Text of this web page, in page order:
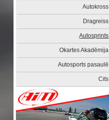
Autokross
Dragreiss
Autosprints
Okartes Akadēmija
Autosports pasaulē
Cits